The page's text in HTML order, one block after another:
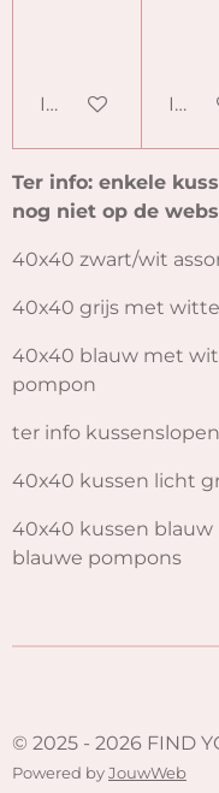
In winkelwagen
In
Ter info: enkele
nog niet op de
40x40 zwart/wit
40x40 grijs met
40x40 blauw met
pompon
ter info
40x40 kussen licht
40x40 kussen
blauwe pompons
© 2025 - 2026 FIND
Powered byJouwWeb